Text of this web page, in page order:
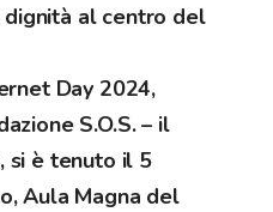
al centro del
Day 2024,
S.O.S. – il
si è tenuto il 5
Aula Magna del